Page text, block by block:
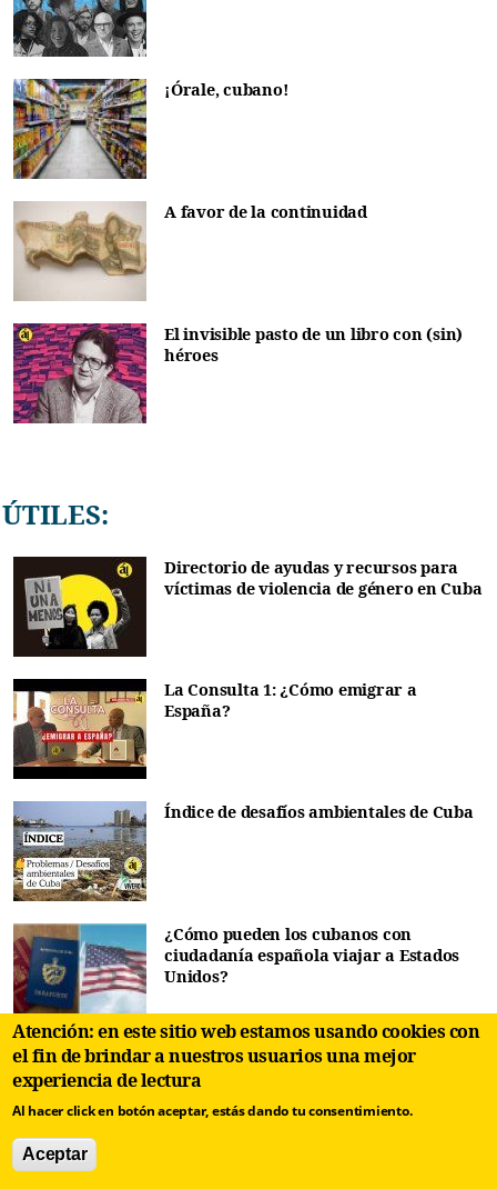
¡Órale, cubano!
A favor de la continuidad
El invisible pasto de un libro con (sin)
héroes
ÚTILES:
Directorio de ayudas y recursos para
víctimas de violencia de género en Cuba
La Consulta 1: ¿Cómo emigrar a
España?
Índice de desafíos ambientales de Cuba
¿Cómo pueden los cubanos con
ciudadanía española viajar a Estados
Unidos?
Lista de países que no piden visa a los
cubanos en 2024
Atención: en este sitio web estamos usando cookies con
el fin de brindar a nuestros usuarios una mejor
experiencia de lectura
Al hacer click en botón aceptar, estás dando tu consentimiento.
Aceptar